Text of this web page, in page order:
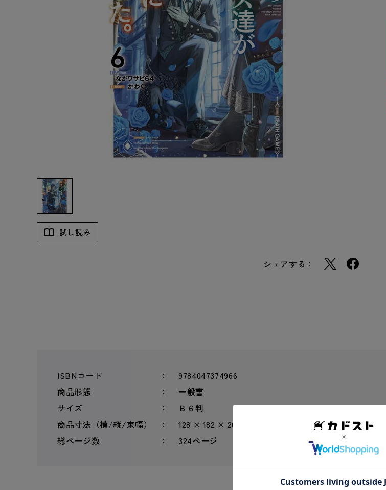
試し読み
シェアする：
ISBNコード
9784047374966
商品形態
一般書
サイズ
Ｂ６判
商品寸法（横/縦/束幅）
128 × 182 × 20 mm
総ページ数
324ページ